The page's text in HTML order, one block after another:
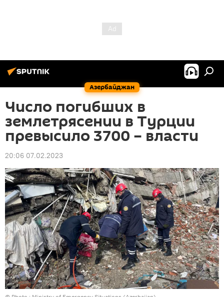
Азербайджан
Число погибших в
землетрясении в Турции
превысило 3700 – власти
20:06 07.02.2023